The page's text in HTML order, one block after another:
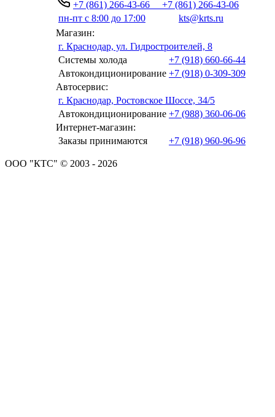
+7 (861) 266-43-66
+7 (861) 266-43-06
пн-пт с 8:00 до 17:00
kts@krts.ru
Магазин:
г. Краснодар, ул. Гидростроителей, 8
Системы холода
+7 (918) 660-66-44
Автокондиционирование +7 (918) 0-309-309
Автосервис:
г. Краснодар, Ростовское Шоссе, 34/5
Автокондиционирование +7 (988) 360-06-06
Интернет-магазин:
Заказы принимаются
+7 (918) 960-96-96
ООО "КТС" © 2003 - 2026